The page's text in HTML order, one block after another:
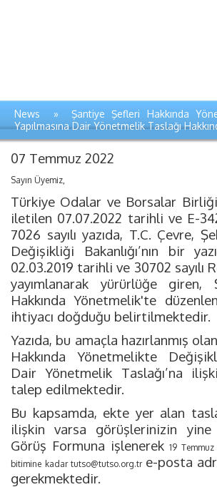
News » Şantiye Şefleri Hakkında
Yapılmasına Dair Yönetmelik Taslağı
07 Temmuz 2022
Sayın Üyemiz,
Türkiye Odalar ve Borsalar
iletilen 07.07.2022 tarihli ve E-
7026 sayılı yazıda, T.C. Çevre,
Değişikliği Bakanlığı’nın bir
02.03.2019 tarihli ve 30702 sayılı
yayımlanarak yürürlüğe giren,
Hakkında Yönetmelik'te
ihtiyacı doğduğu belirtilmektedir.
Yazıda, bu amaçla hazırlanmış
Hakkında Yönetmelikte
Dair Yönetmelik Taslağı’na
talep edilmektedir.
Bu kapsamda, ekte yer alan
ilişkin varsa görüşlerinizin
Görüş Formuna işlenerek19
bitimine kadartutso@tutso.org.tr e-posta
gerekmektedir.